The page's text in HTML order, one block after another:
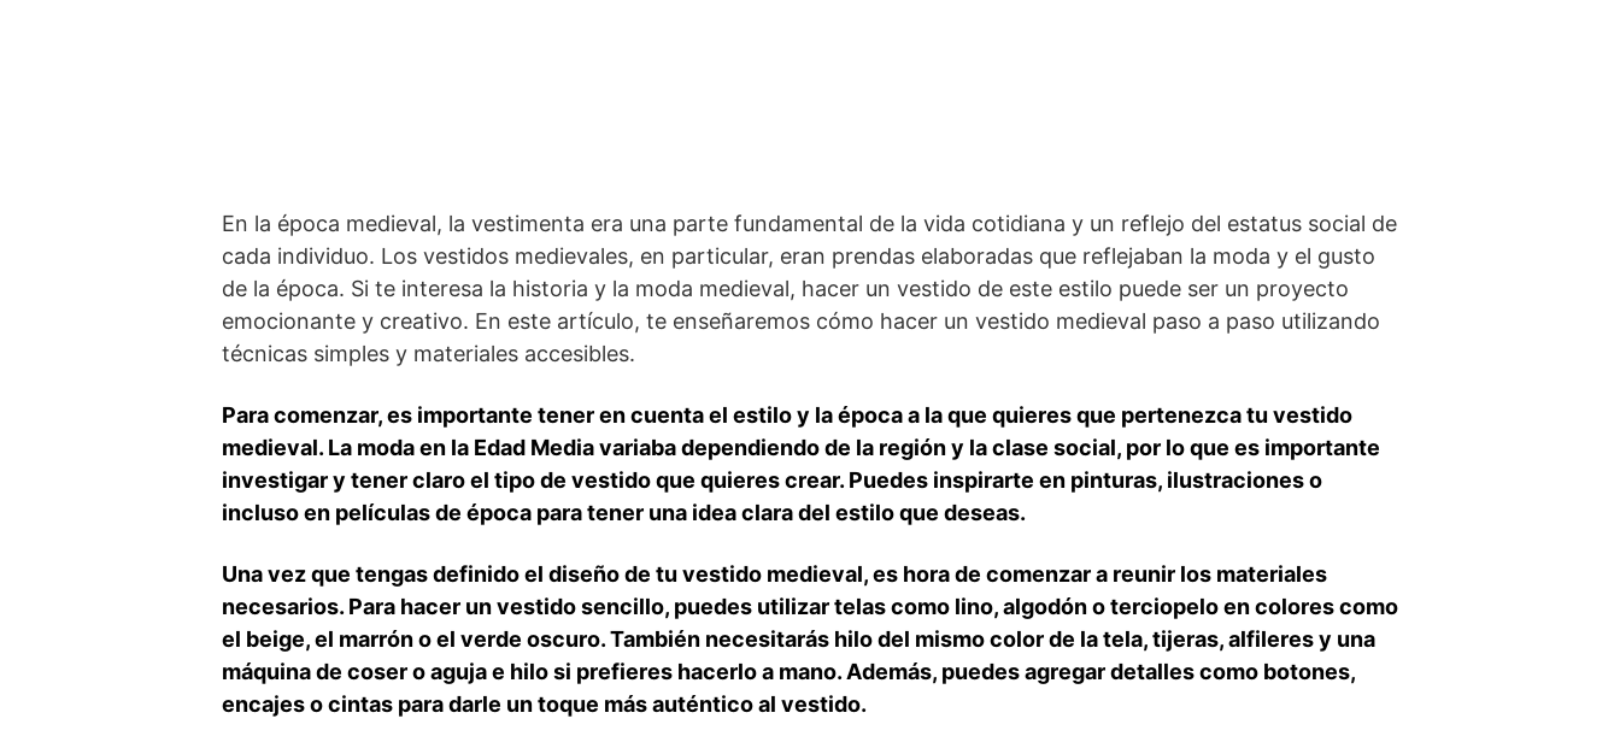
En la ​época medieval, la vestimenta era una parte fundamental⁣ de la vida cotidiana y un reflejo del estatus social⁣ de
cada individuo. Los vestidos medievales,‍ en particular, eran prendas ​elaboradas que reflejaban la moda y el gusto
de la época.‌ Si te interesa la historia y la moda medieval, hacer un vestido de este ⁢estilo puede ser un proyecto
emocionante y creativo. En este artículo, te ⁤enseñaremos cómo hacer ⁣un vestido⁢ medieval paso a paso utilizando
técnicas‍ simples y materiales accesibles.
Para comenzar, es importante tener en cuenta el estilo⁤ y la época a la que quieres que pertenezca tu vestido
medieval. La moda en la Edad Media variaba dependiendo de la región‌ y la clase⁤ social, por lo que es importante
investigar⁣ y tener claro el tipo de vestido que quieres crear. Puedes ⁤inspirarte en pinturas, ilustraciones o
incluso en películas de época para tener una idea clara del estilo‍ que deseas.
Una vez que tengas definido el diseño de tu vestido medieval, es ⁢hora de‌ comenzar​ a reunir los materiales
necesarios. Para ⁣hacer un vestido sencillo, puedes utilizar telas como lino, algodón o terciopelo​ en colores como
el beige, ‍el marrón o el verde ‌oscuro. También necesitarás hilo del mismo⁢ color ​de la ‌tela, tijeras, alfileres y una
máquina de coser⁢ o aguja e hilo si prefieres hacerlo a mano. Además, puedes agregar‌ detalles‍ como botones,
encajes o cintas para darle un toque más auténtico al vestido.